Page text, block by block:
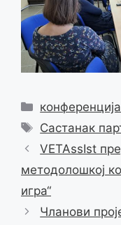
Categories
конференција
Tags
Састанак
VETAssIst
методолошкој
игра“
Чланови